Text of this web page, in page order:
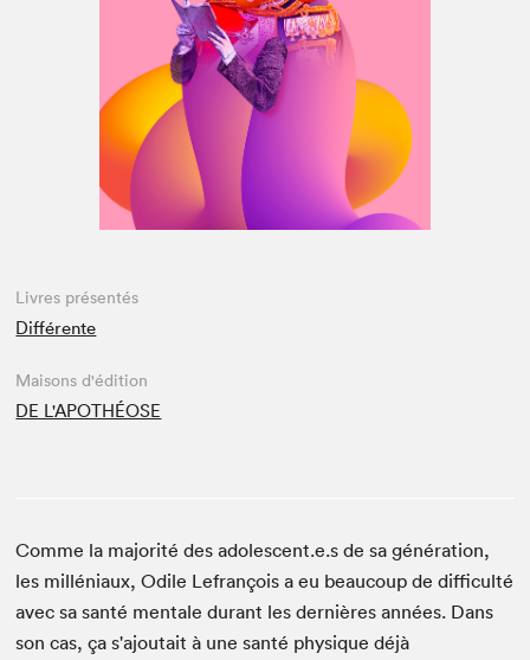
Espace médias
Livres présentés
Différente
Maisons d'édition
DE L'APOTHÉOSE
Comme la majorité des adolescent.e.s de sa génération,
les milléniaux, Odile Lefrançois a eu beaucoup de difficulté
avec sa santé mentale durant les dernières années. Dans
son cas, ça s'ajoutait à une santé physique déjà